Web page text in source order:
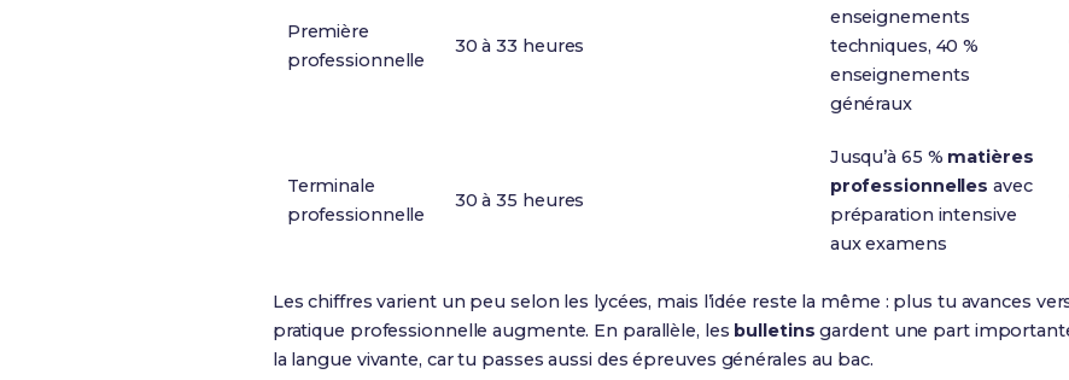
Première
professionnelle
30 à 33 heures
enseignements
techniques, 40 %
enseignements
généraux
Terminale
professionnelle
30 à 35 heures
Jusqu’à 65 % matières
professionnelles avec
préparation intensive
aux examens
Les chiffres varient un peu selon les lycées, mais l’idée reste la même : plus tu avances
pratique professionnelle augmente. En parallèle, les bulletins gardent une part
la langue vivante, car tu passes aussi des épreuves générales au bac.